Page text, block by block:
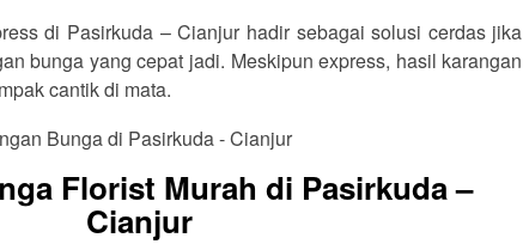
di Pasirkuda – Cianjur hadir sebagai solusi cerdas jika
bunga yang cepat jadi. Meskipun express, hasil karangan
cantik di mata.
Florist Murah di Pasirkuda –
Cianjur